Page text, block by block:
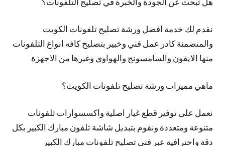
نقدم لك خدمة افضل ورشة تصليح تلفونات الكويت
والمتضمنة كادر عمل فني وخبير بتصليح كافة انواع التلفونات
منها الايفون والسامسونج والهواوي وغيرها من الاجهزة
ماهي مميزات ورشة تصليح تلفونات الكويت؟
نعمل على توفير قطع غيار اصلية واكسسوارات تلفونات
متنوعة ومتعددة ونقوم بتبديل شاشة تلفون مبارك الكبير بكل
دقة واحترافية عبر فني تصليح تلفونات مبارك الكبير